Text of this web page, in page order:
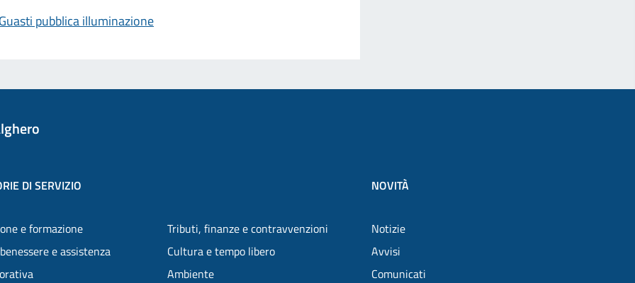
pubblica illuminazione
DI SERVIZIO
e formazione
e assistenza
Tributi, finanze e contravvenzioni
Cultura e tempo libero
Ambiente
NOVITÀ
Notizie
Avvisi
Comunicati